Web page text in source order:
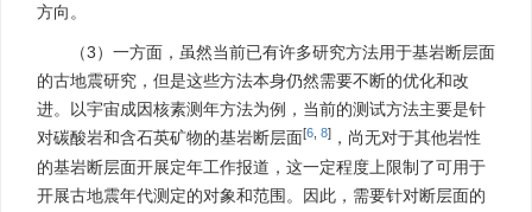
方向。
（3）一方面，虽然当前已有许多研究方法用于基岩断层面
的古地震研究，但是这些方法本身仍然需要不断的优化和改
进。以宇宙成因核素测年方法为例，当前的测试方法主要是针
对碳酸岩和含石英矿物的基岩断层面[6 8] ，尚无对于其他岩性
的基岩断层面开展定年工作报道，这一定程度上限制了可用于
开展古地震年代测定的对象和范围。因此，需要针对断层面的